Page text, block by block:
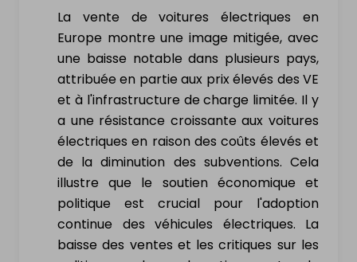
La vente de voitures électriques en
Europe montre une image mitigée, avec
une baisse notable dans plusieurs pays,
attribuée en partie aux prix élevés des VE
et à l'infrastructure de charge limitée. Il y
a une résistance croissante aux voitures
électriques en raison des coûts élevés et
de la diminution des subventions. Cela
illustre que le soutien économique et
politique est crucial pour l'adoption
continue des véhicules électriques. La
baisse des ventes et les critiques sur les